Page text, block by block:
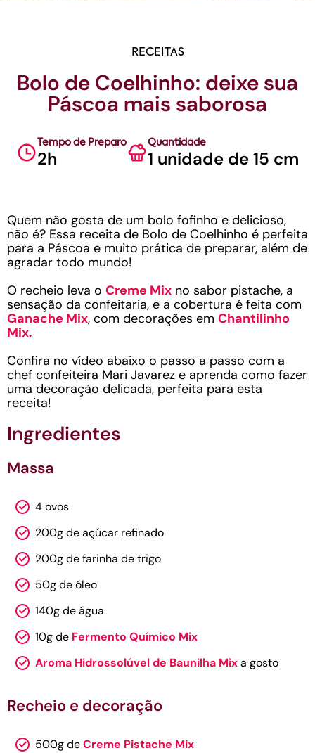
RECEITAS
Bolo de Coelhinho: deixe sua
Páscoa mais saborosa
Tempo de Preparo
2h
Quantidade
1 unidade de 15 cm
Quem não gosta de um bolo fofinho e delicioso,
não é? Essa receita de Bolo de Coelhinho é perfeita
para a Páscoa e muito prática de preparar, além de
agradar todo mundo!
O recheio leva o Creme Mix no sabor pistache, a
sensação da confeitaria, e a cobertura é feita com
Ganache Mix, com decorações em Chantilinho
Mix.
Confira no vídeo abaixo o passo a passo com a
chef confeiteira Mari Javarez e aprenda como fazer
uma decoração delicada, perfeita para esta
receita!
Ingredientes
Massa
4 ovos
200g de açúcar refinado
200g de farinha de trigo
50g de óleo
140g de água
10g de Fermento Químico Mix
Aroma Hidrossolúvel de Baunilha Mixa gosto
Recheio e decoração
500g deCreme Pistache Mix